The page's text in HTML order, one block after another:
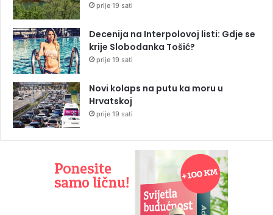
prije 19 sati
Decenija na Interpolovoj listi: Gdje se
krije Slobodanka Tošić?
prije 19 sati
Novi kolaps na putu ka moru u
Hrvatskoj
prije 19 sati